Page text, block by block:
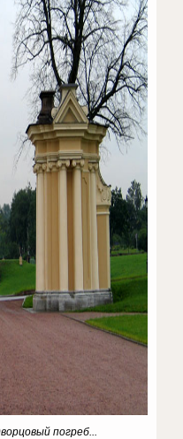
погреб...